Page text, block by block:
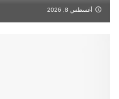
أغسطس 8, 2026